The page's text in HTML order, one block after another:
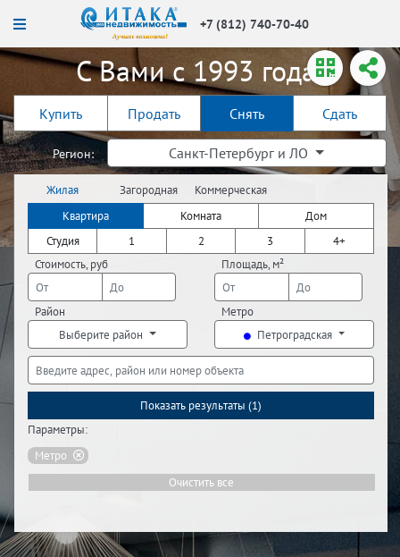
+7 (812) 740-70-40
С Вами с 1993 года!
Купить Продать Снять Сдать
Регион: Санкт-Петербург и ЛО
Жилая
недвижимость
Загородная
недвижимость
Коммерческая
недвижимость
Квартира Комната
Дом
Студия
1 2 3
4+
Стоимость, руб
Площадь, м²
Район
Выберите район
Метро
Петроградская
Показать результаты (1)
Параметры:
Метро
Очистить все